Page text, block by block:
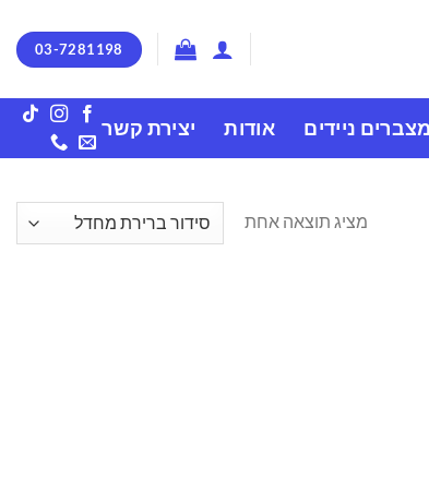
03-7281198
ניידים אודות יצירת קשר
מציג תוצאה אחת